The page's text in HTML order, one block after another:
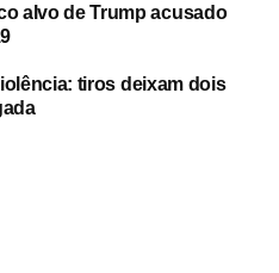
alvo de Trump acusado
tiros deixam dois